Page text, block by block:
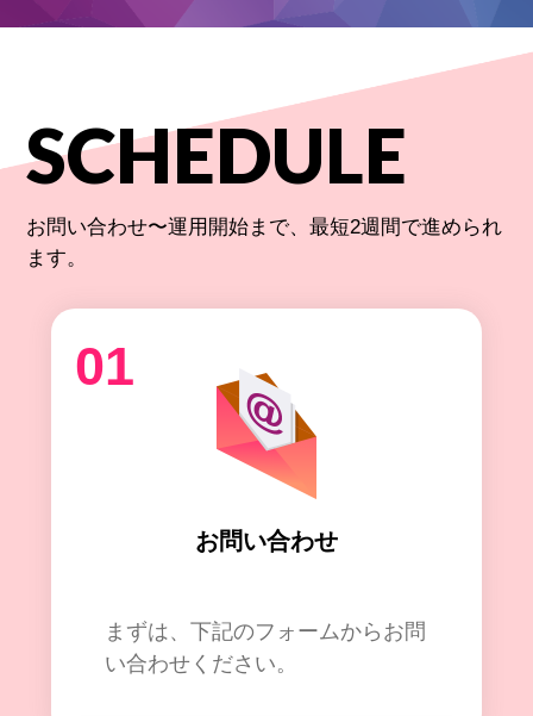
SCHEDULE
お問い合わせ〜運用開始まで、最短2週間で進められ
ます。
01
お問い合わせ
まずは、下記のフォームからお問
い合わせください。